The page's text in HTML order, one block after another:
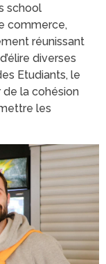
school
commerce,
réunissant
diverses
Etudiants, le
de la cohésion
les